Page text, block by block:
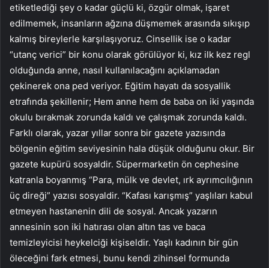
etiketlediği şey o kadar güçlü ki, özgür olmak, işaret
edilmemek, insanların ağzına düşmemek arasında sıkışıp
kalmış bireylerle karşılaşıyoruz. Cinsellik ise o kadar
“utanç verici” bir konu olarak görülüyor ki, kız ilk kez regl
olduğunda anne, nasıl kullanılacağını açıklamadan
çekinerek ona ped veriyor. Eğitim hayatı da sosyallik
etrafında şekillenir; Hem anne hem de baba on iki yaşında
okulu bırakmak zorunda kaldı ve çalışmak zorunda kaldı.
Farklı olarak, yazar yıllar sonra bir gazete yazısında
bölgenin eğitim seviyesinin hala düşük olduğunu okur. Bir
gazete kupürü sosyaldir. Süpermarketin ön cephesine
katranla boyanmış “Para, mülk ve devlet, ırk ayrımcılığının
üç direği” yazısı sosyaldir. “Kafası karışmış” yaşlıları kabul
etmeyen hastanenin dili de sosyal. Ancak yazarın
annesinin son iki hatırası olan altın tas ve baca
temizleyicisi heykelciği kişiseldir. Yaşlı kadının bir gün
öleceğini fark etmesi, bunu kendi zihinsel formunda